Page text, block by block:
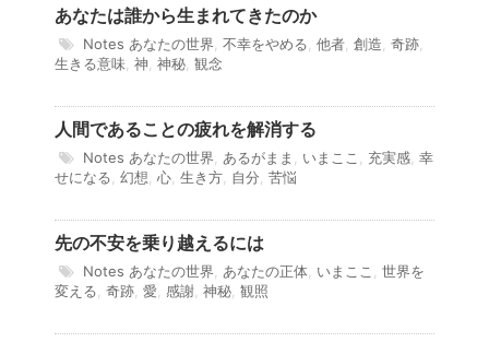
あなたは誰から生まれてきたのか
Notes あなたの世界 不幸をやめる 他者 創造 奇跡
生きる意味 神 神秘 観念
人間であることの疲れを解消する
Notes あなたの世界 あるがまま いまここ 充実感 幸
せになる 幻想 心 生き方 自分 苦悩
先の不安を乗り越えるには
Notes あなたの世界 あなたの正体 いまここ
世界を
変える 奇跡 愛 感謝 神秘 観照